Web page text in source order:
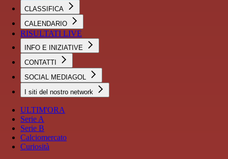
CLASSIFICA
CALENDARIO
RISULTATI LIVE
INFO E INIZIATIVE
CONTATTI
SOCIAL MEDIAGOL
I siti del nostro network
ULTIM'ORA
Serie A
Serie B
Calciomercato
Curiosità